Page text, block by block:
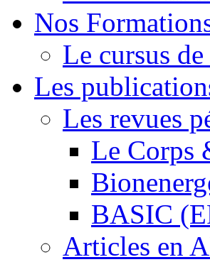
Nos
Le cursus
Les
Les revues
Le Corps
BASIC
Articles en